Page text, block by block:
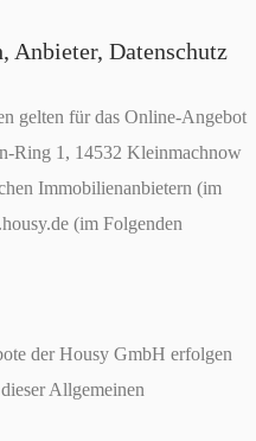
Datenschutz
gelten für das Online-Angebot
Ring 1, 14532 Kleinmachnow
Immobilienanbietern (im
(im Folgenden
der Housy GmbH erfolgen
Allgemeinen